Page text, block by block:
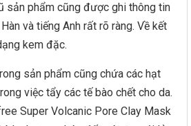
sản phẩm cũng được ghi thông tin
và tiếng Anh rất rõ ràng. Về kết
kem đặc.
sản phẩm cũng chứa các hạt
việc tẩy các tế bào chết cho da.
Super Volcanic Pore Clay Mask